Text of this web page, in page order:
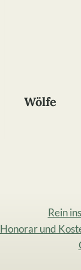
Wölfe
Rein
Honorar und